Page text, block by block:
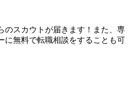
のスカウトが届きます！また、専
に無料で転職相談をすることも可